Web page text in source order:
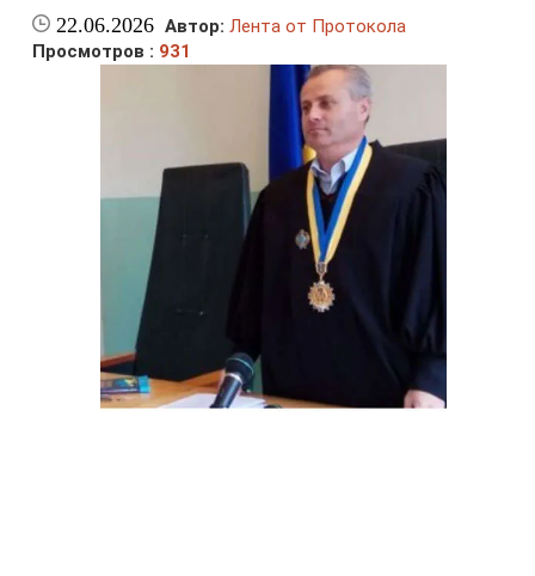
22.06.2026 Автор: Лента от Протокола
Просмотров : 931